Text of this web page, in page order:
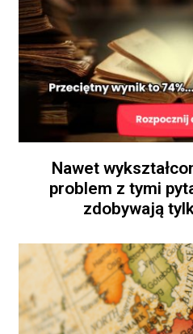
Nawet
problem z tymi
zdobywają